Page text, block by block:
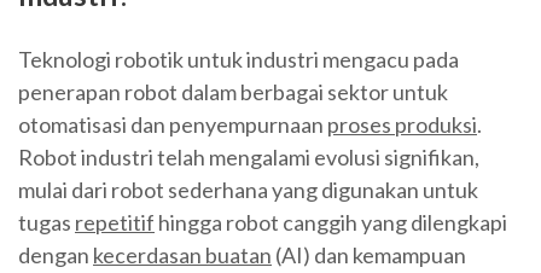
Teknologi robotik untuk industri mengacu pada
penerapan robot dalam berbagai sektor untuk
otomatisasi dan penyempurnaan proses produksi.
Robot industri telah mengalami evolusi signifikan,
mulai dari robot sederhana yang digunakan untuk
tugas repetitif hingga robot canggih yang dilengkapi
dengan kecerdasan buatan (AI) dan kemampuan